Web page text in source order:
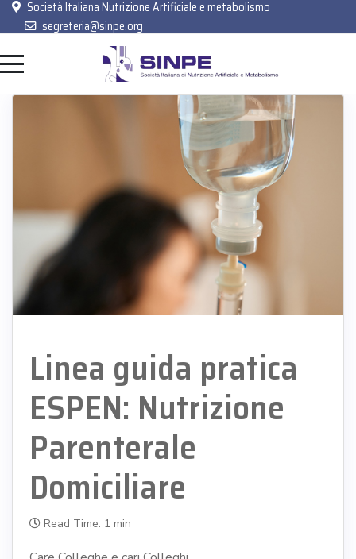
Società Italiana Nutrizione Artificiale e metabolismo
segreteria@sinpe.org
Linea guida pratica
ESPEN: Nutrizione
Parenterale
Domiciliare
Read Time: 1 min